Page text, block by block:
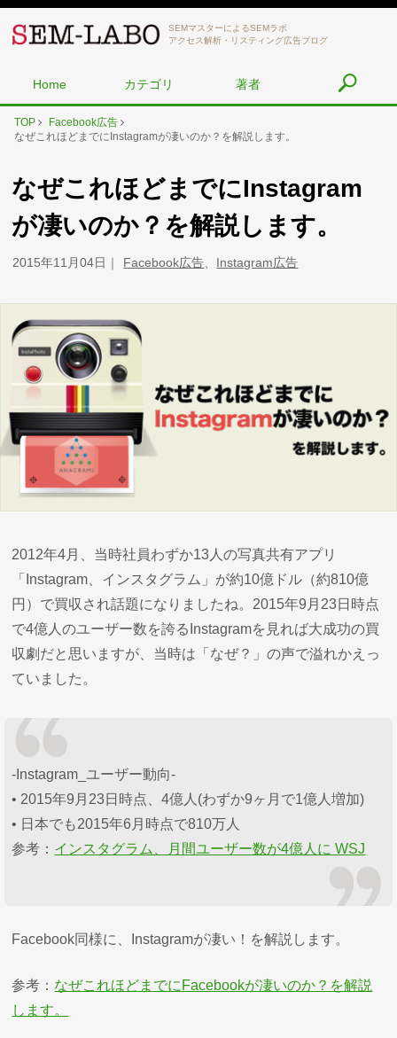
SEMマスターによるSEMラボ
アクセス解析・リスティング広告ブログ
Home カテゴリ 著者
TOP
Facebook広告
なぜこれほどまでにInstagramが凄いのか？を解説します。
なぜこれほどまでにInstagram
が凄いのか？を解説します。
2015年11月04日 Facebook広告 Instagram広告
2012年4月、当時社員わずか13人の写真共有アプリ
「Instagram、インスタグラム」が約10億ドル（約810億
円）で買収され話題になりましたね。2015年9月23日時点
で4億人のユーザー数を誇るInstagramを見れば大成功の買
収劇だと思いますが、当時は「なぜ？」の声で溢れかえっ
ていました。
-Instagram_ユーザー動向-
• 2015年9月23日時点、4億人(わずか9ヶ月で1億人増加)
• 日本でも2015年6月時点で810万人
参考： インスタグラム、月間ユーザー数が4億人に WSJ
Facebook同様に、Instagramが凄い！を解説します。
参考： なぜこれほどまでにFacebookが凄いのか？を解説
します。